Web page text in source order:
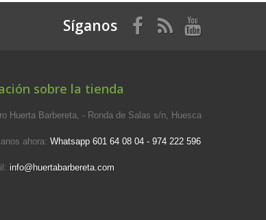
Síganos
sobre la tienda
Huerta Barbereta, - Ronda de Salas s/n, Huesca
ahora: Whatsapp 601 64 08 04 - 974 222 596
info@huertabarbereta.com